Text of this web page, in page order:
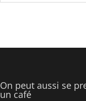
On peut aussi se
un café